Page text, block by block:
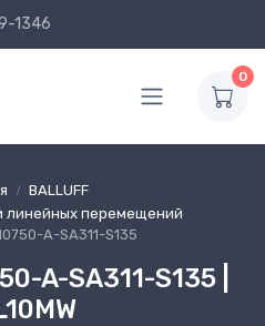
1346
0
BALLUFF
линейных перемещений
A-SA311-S135
A-SA311-S135 |